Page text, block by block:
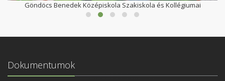
Göndöcs Benedek Középiskola Szakiskola és Kollégiumai
Dokumentumok